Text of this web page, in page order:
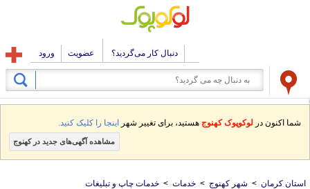
دنبال کار می‌گردید؟ عضویت ورود
شما اکنون در لوکوپوک کهنوج هستید، برای تغییر شهر اینجا را کلیک کنید.
مشاهده آگهی‌های جدید در کهنوج
استان کرمان > شهر کهنوج > خدمات > خدمات چاپ و تبلیغات